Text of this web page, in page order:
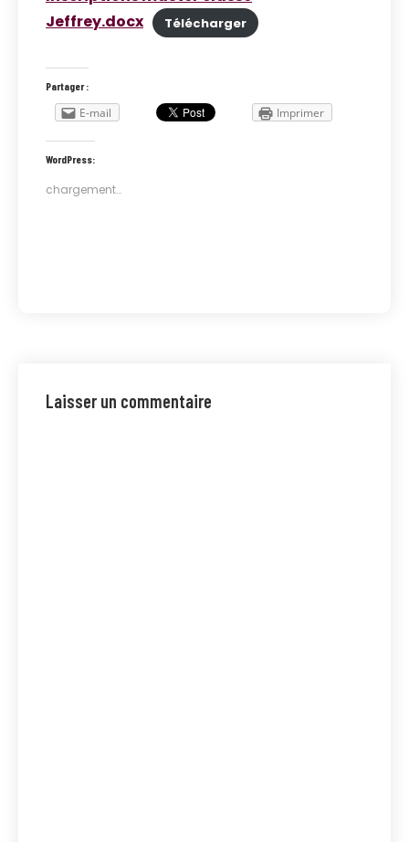
Jeffrey.docx
Télécharger
Partager :
E-mail Imprimer
WordPress:
chargement…
Laisser un commentaire